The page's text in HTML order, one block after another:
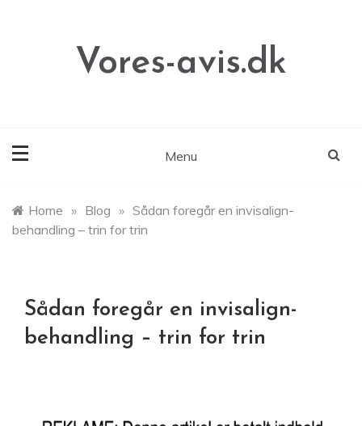
Vores-avis.dk
Menu
Home » Blog » Sådan foregår en invisalign-
behandling – trin for trin
Sådan foregår en invisalign-
behandling – trin for trin